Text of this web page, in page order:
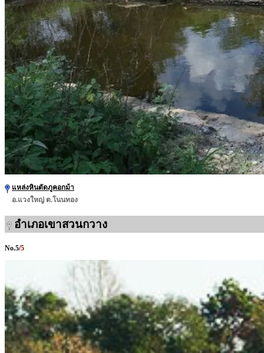
แหล่งหินตัดภูคอกม้า
อ.แวงใหญ่ ต.โนนทอง
อำเภอเขาสวนกวาง
No.5/5